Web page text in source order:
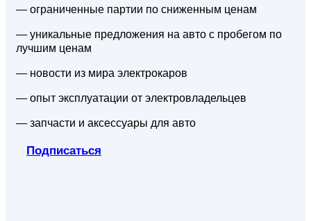
— ограниченные партии по сниженным ценам
— уникальные предложения на авто с пробегом по
лучшим ценам
— новости из мира электрокаров
— опыт эксплуатации от электровладельцев
— запчасти и аксессуары для авто
Подписаться